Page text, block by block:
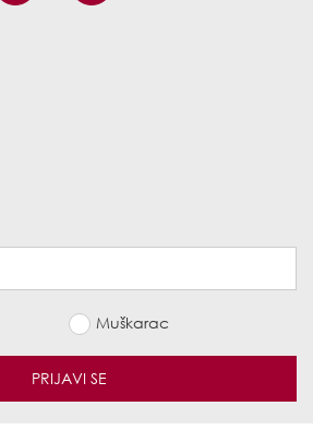
Muškarac
PRIJAVI SE